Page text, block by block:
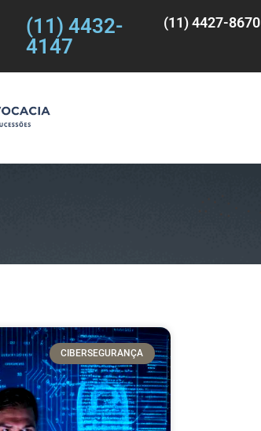
(11) 4432-
4147
(11) 4427-8670
CIBERSEGURANÇA